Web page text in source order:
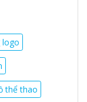
logo
thể thao